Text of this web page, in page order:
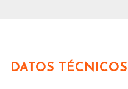
DATOS TÉCNICOS